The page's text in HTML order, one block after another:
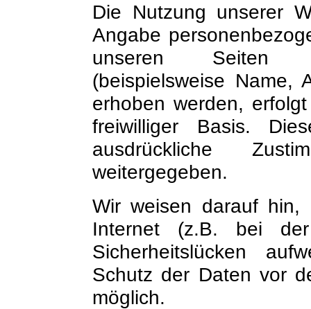
Die Nutzung unserer
Angabe
unseren Seiten
(beispielsweise Name,
erhoben werden,
freiwilliger Basis.
ausdrückliche
weitergegeben.
Wir weisen darauf hin,
Internet (z.B. bei
Sicherheitslücken
Schutz der Daten vor
möglich.